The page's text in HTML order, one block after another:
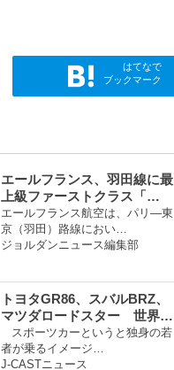
はてなで
ブックマーク
エールフランス、羽田線に最
上級ファーストクラス「…
エールフランス航空は、パリ―東
京（羽田）路線におい…
ジョルダンニュース編集部
トヨタGR86、スバルBRZ、
マツダロードスター 世界…
スポーツカーというと独身の若
者が乗るイメージ…
J-CASTニュース